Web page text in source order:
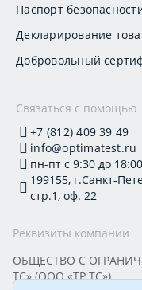
Паспорт
Декларирование
Добровольный
Связаться с помощью
+7 (812) 409 39 49
info@optimatest.ru
пн-пт с 9:30 до 18:00
199155, г.Санкт-
стр.1, оф. 22
Реквизиты компании
ОБЩЕСТВО С
ТС» (ООО «ТР ТС»)